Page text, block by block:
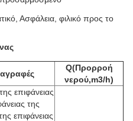
Ασφάλεια, φιλικό προς το
Q(Προρροή
νερού,m3/h)
επιφάνειας
της
επιφάνειας